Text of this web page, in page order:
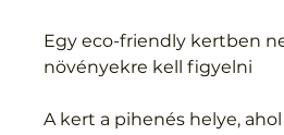
Egy eco-friendly kertben
növényekre kell figyelni
A kert a pihenés helye,